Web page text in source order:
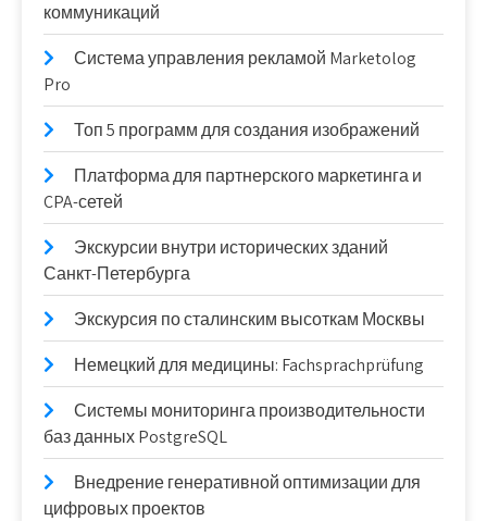
коммуникаций
Система управления рекламой Marketolog
Pro
Топ 5 программ для создания изображений
Платформа для партнерского маркетинга и
CPA-сетей
Экскурсии внутри исторических зданий
Санкт-Петербурга
Экскурсия по сталинским высоткам Москвы
Немецкий для медицины: Fachsprachprüfung
Системы мониторинга производительности
баз данных PostgreSQL
Внедрение генеративной оптимизации для
цифровых проектов